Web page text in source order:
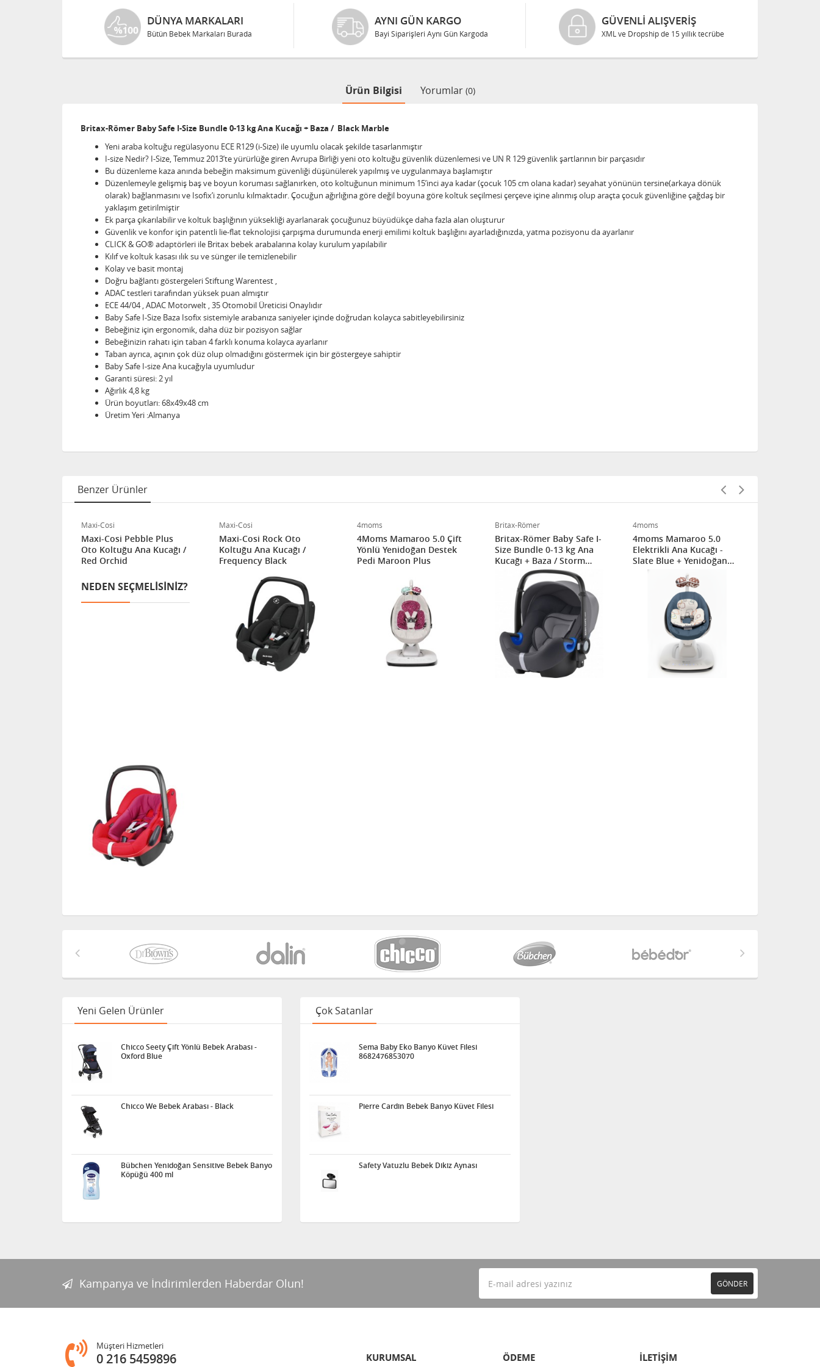
DÜNYA MARKALARI
Bütün Bebek Markaları Burada
AYNI GÜN KARGO
Bayi Siparişleri Aynı Gün Kargoda
GÜVENLI ALIŞVERIŞ
XML ve Dropship de 15 yıllık tecrübe
Ürün Bilgisi Yorumlar (0)
Britax-Römer Baby Safe I-Size Bundle 0-13 kg Ana Kucağı + Baza / Black Marble​
Yeni araba koltuğu regülasyonu ECE R129 (i-Size) ile uyumlu olacak şekilde tasarlanmıştır
I-size Nedir? I-Size, Temmuz 2013’te yürürlüğe giren Avrupa Birliği yeni oto koltuğu güvenlik düzenlemesi ve UN R 129 güvenlik şartlarının bir parçasıdır
Bu düzenleme kaza anında bebeğin maksimum güvenliği düşünülerek yapılmış ve uygulanmaya başlamıştır
Düzenlemeyle gelişmiş baş ve boyun koruması sağlanırken, oto koltuğunun minimum 15’inci aya kadar (çocuk 105 cm olana kadar) seyahat yönünün tersine(arkaya dönük
olarak) bağlanmasını ve Isofix’i zorunlu kılmaktadır. Çocuğun ağırlığına göre değil boyuna göre koltuk seçilmesi çerçeve içine alınmış olup araçta çocuk güvenliğine çağdaş bir
yaklaşım getirilmiştir
Ek parça çıkarılabilir ve koltuk başlığının yüksekliği ayarlanarak çocuğunuz büyüdükçe daha fazla alan oluşturur
Güvenlik ve konfor için patentli lie-flat teknolojisi çarpışma durumunda enerji emilimi koltuk başlığını ayarladığınızda, yatma pozisyonu da ayarlanır
CLICK & GO® adaptörleri ile Britax bebek arabalarına kolay kurulum yapılabilir
Kılıf ve koltuk kasası ılık su ve sünger ile temizlenebilir
Kolay ve basit montaj
Doğru bağlantı göstergeleri Stiftung Warentest ,
ADAC testleri tarafından yüksek puan almıştır
ECE 44/04 , ADAC Motorwelt , 35 Otomobil Üreticisi Onaylıdır
Baby Safe I-Size Baza Isofix sistemiyle arabanıza saniyeler içinde doğrudan kolayca sabitleyebilirsiniz
Bebeğiniz için ergonomik, daha düz bir pozisyon sağlar
Bebeğinizin rahatı için taban 4 farklı konuma kolayca ayarlanır
Taban ayrıca, açının çok düz olup olmadığını göstermek için bir göstergeye sahiptir
Baby Safe I-size Ana kucağıyla uyumludur
Garanti süresi: 2 yıl
Ağırlık 4,8 kg
Ürün boyutları: 68x49x48 cm
Üretim Yeri :Almanya
Benzer Ürünler
Maxi-Cosi
Maxi-Cosi Pebble Plus
Oto Koltuğu Ana Kucağı /
Red Orchid
NEDEN SEÇMELISINIZ?
Maxi-Cosi
Maxi-Cosi Rock Oto
Koltuğu Ana Kucağı /
Frequency Black
4moms
4Moms Mamaroo 5.0 Çift
Yönlü Yenidoğan Destek
Pedi Maroon Plus
Britax-Römer
Britax-Römer Baby Safe I-
Size Bundle 0-13 kg Ana
Kucağı + Baza / Storm
4moms
4moms Mamaroo 5.0
Elektrikli Ana Kucağı -
Slate Blue + Yenidoğan
Destek Pedi
Yeni Gelen Ürünler
Chicco Seety Çift Yönlü Bebek Arabası -
Oxford Blue
Chicco We Bebek Arabası - Black
Bübchen Yenidoğan Sensitive Bebek Banyo
Köpüğü 400 ml
Çok Satanlar
Sema Baby Eko Banyo Küvet Filesi
8682476853070
Pierre Cardin Bebek Banyo Küvet Filesi
Safety Vatuzlu Bebek Dikiz Aynası
Kampanya ve İndirimlerden Haberdar Olun! GÖNDER
Müşteri Hizmetleri
0 216 5459896 KURUMSAL ÖDEME İLETİŞİM